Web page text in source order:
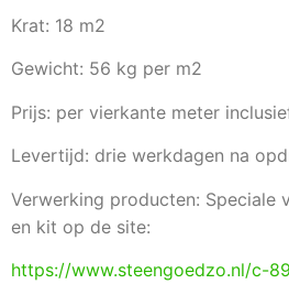
Krat: 18 m2
Gewicht: 56 kg per m2
Prijs: per vierkante meter
Levertijd: drie werkdagen na
Verwerking producten: Speciale
en kit op de site:
https://www.steengoedzo.nl/c-